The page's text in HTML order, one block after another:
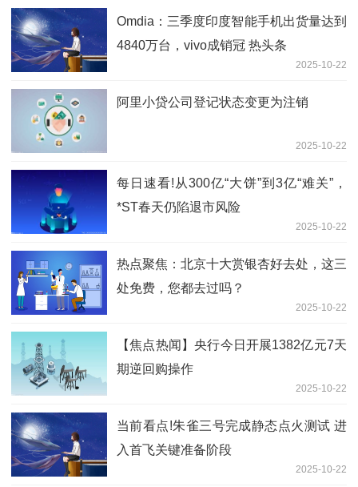
Omdia：三季度印度智能手机出货量达到
4840万台，vivo成销冠 热头条
2025-10-22
阿里小贷公司登记状态变更为注销
2025-10-22
每日速看!从300亿“大饼”到3亿“难关”，
*ST春天仍陷退市风险
2025-10-22
热点聚焦：北京十大赏银杏好去处，这三
处免费，您都去过吗？
2025-10-22
【焦点热闻】央行今日开展1382亿元7天
期逆回购操作
2025-10-22
当前看点!朱雀三号完成静态点火测试 进
入首飞关键准备阶段
2025-10-22